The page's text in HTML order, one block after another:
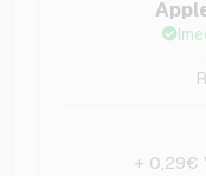
+ 0,29€